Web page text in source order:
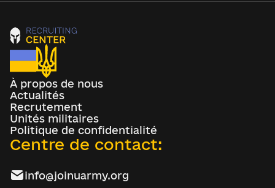
À propos de nous
Actualités
Recrutement
Unités militaires
Politique de confidentialité
Centre de contact:
info@joinuarmy.org